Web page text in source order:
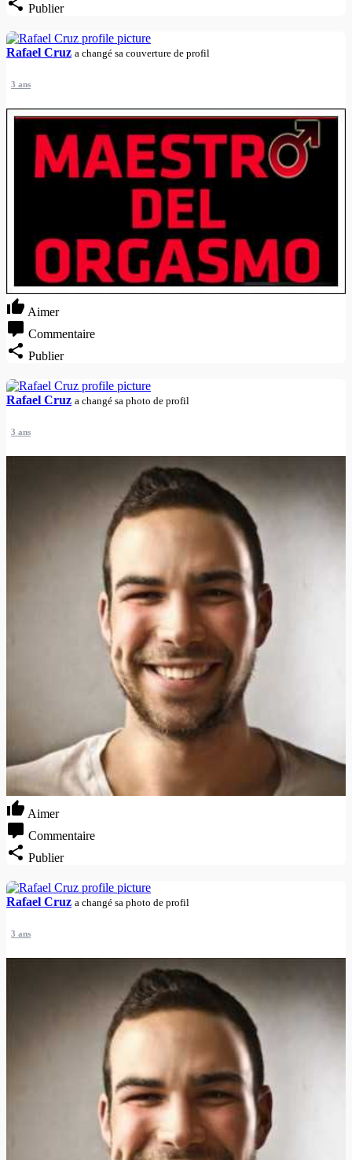
Publier
Rafael Cruz a changé sa couverture de profil
3 ans
Aimer
Commentaire
Publier
Rafael Cruz a changé sa photo de profil
3 ans
Aimer
Commentaire
Publier
Rafael Cruz a changé sa photo de profil
3 ans